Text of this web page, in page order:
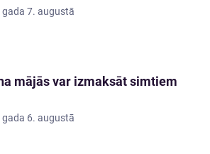
7. augustā
mājās var izmaksāt simtiem
6. augustā